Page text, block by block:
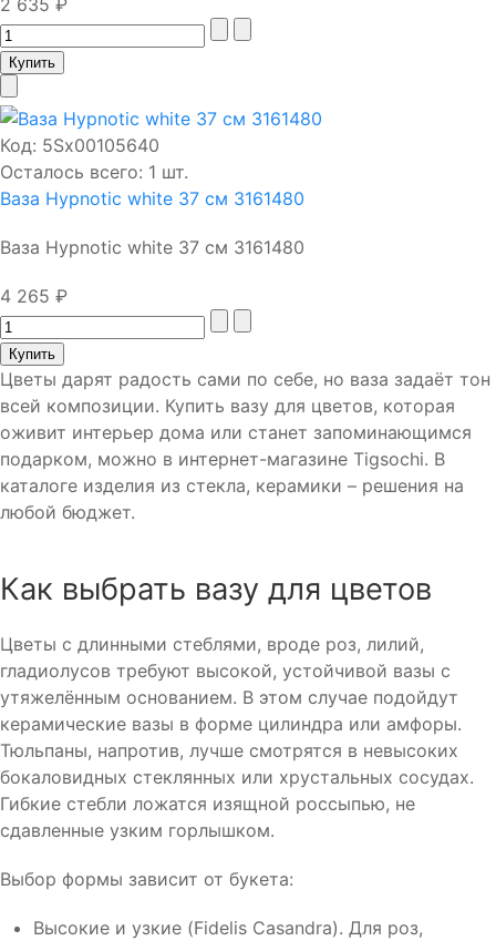
Код: 5Sх00105640
Осталось всего: 1 шт.
Ваза Hypnotic white 37 см 3161480
Ваза Hypnotic white 37 см 3161480
4 265 ₽
Цветы дарят радость сами по себе, но ваза задаёт тон
всей композиции. Купить вазу для цветов, которая
оживит интерьер дома или станет запоминающимся
подарком, можно в интернет-магазине Tigsochi. В
каталоге изделия из стекла, керамики – решения на
любой бюджет.
Как выбрать вазу для цветов
Цветы с длинными стеблями, вроде роз, лилий,
гладиолусов требуют высокой, устойчивой вазы с
утяжелённым основанием. В этом случае подойдут
керамические вазы в форме цилиндра или амфоры.
Тюльпаны, напротив, лучше смотрятся в невысоких
бокаловидных стеклянных или хрустальных сосудах.
Гибкие стебли ложатся изящной россыпью, не
сдавленные узким горлышком.
Выбор формы зависит от букета:
Высокие и узкие (Fidelis Casandra). Для роз,